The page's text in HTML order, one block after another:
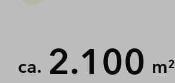
ca. 2.100 m²